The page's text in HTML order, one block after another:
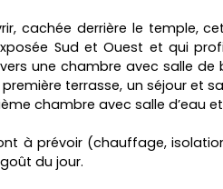
cachée derrière le temple,
Sud et Ouest et qui
une chambre avec salle de
terrasse, un séjour et
chambre avec salle d’eau
à prévoir (chauffage,
du jour.